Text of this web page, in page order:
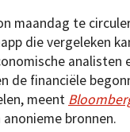
maandag te
die vergeleken
analisten
de financiële
meent
bronnen.